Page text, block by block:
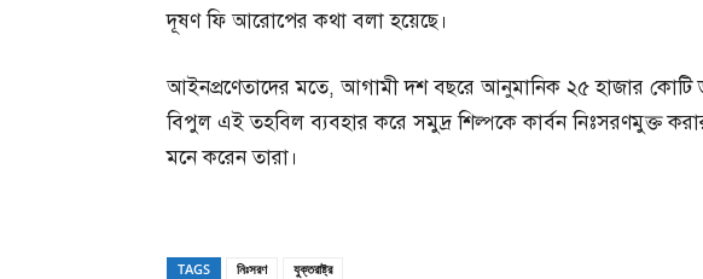
দূষণ ফি আরোপের কথা বলা হয়েছে।
আইনপ্রণেতাদের মতে, আগামী দশ বছরে আনুমানিক ২৫ হাজার কোটি
বিপুল এই তহবিল ব্যবহার করে সমুদ্র শিল্পকে কার্বন নিঃসরণমুক্ত
মনে করেন তারা।
TAGS নিঃসরণ যুক্তরাষ্ট্র